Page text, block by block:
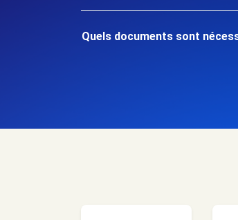
Quels documents sont